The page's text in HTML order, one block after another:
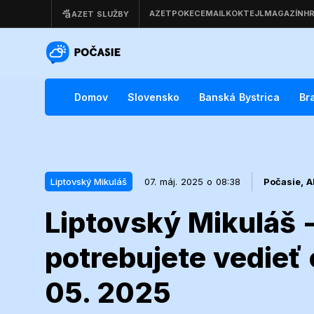
Domov Slovensko Banská Bystrica
Liptovský Mikuláš 07. máj. 2025 o 08:38 Počasie,
Liptovský Mikuláš
potrebujete vedieť
05. 2025
Liptovský